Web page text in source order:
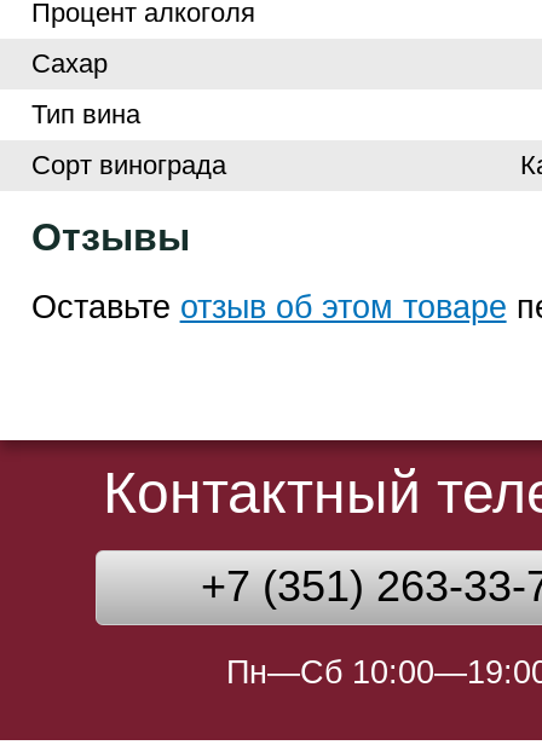
Процент алкоголя
Сахар
Тип вина
Сорт винограда
Отзывы
Оставьте отзыв об этом товаре
Контактный
+7 (351) 263-33-
Пн—Сб